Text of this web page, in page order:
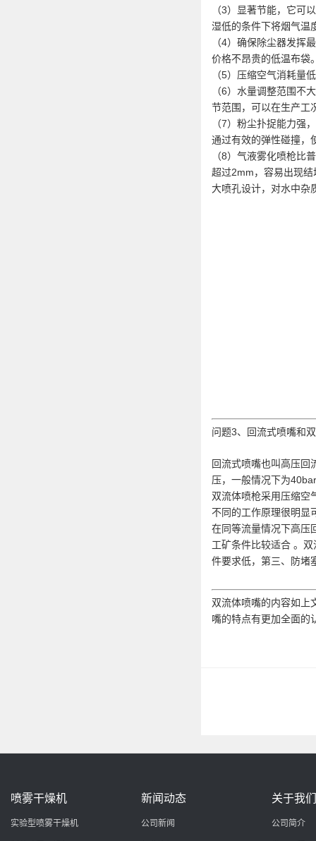
（3）显著节能，它可
湿低的条件下将烟气温
（4）确保除尘器发挥
价格不昂贵的低温布袋
（5）压缩空气消耗量
（6）水量调整范围不
节范围，可以在生产工
（7）粉尘扑捉能力强
通过有效的弹性碰撞，
（8）气液雾化喷枪比
超过2mm，容易出现
大喷孔设计，对水中杂
问题3、回流式喷嘴和
回流式喷嘴也叫高压回
压，一般情况下为
双流体喷枪采用压缩空
不同的工作原理很明显
在同等流量情况下高压
工矿条件比较适合 。
件要求低，第三、防堵
双流体喷嘴的内容如上
嘴的特点有更加全面的
喷雾干燥机
实验型喷雾干燥机
新闻动态
公司新闻
关于我们
公司简介